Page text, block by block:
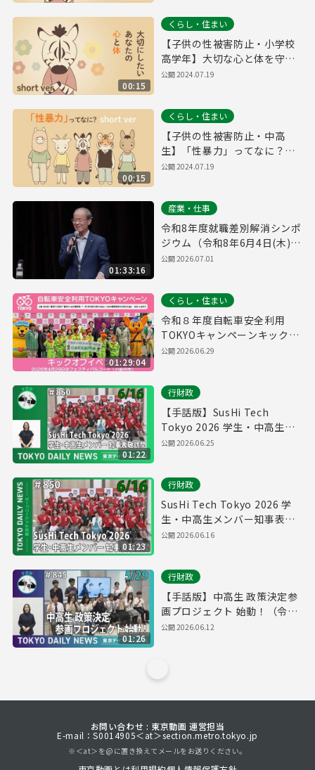
00:15
くらし・住まい
【子供の性被害防止・小学校
高学年】大切な心と体を守る
ために（15秒）
公開2024.07.19
00:15
くらし・住まい
【子供の性被害防止・中高
生】「性暴力」ってなに？
（15秒）
公開2024.07.19
01:33:16
産業・仕事
令和8年度就職差別解消シンポ
ジウム（令和8年6月4日(木)開
催）
公開2026.07.01
01:29:04
くらし・住まい
令和８年度自転車安全利用
TOKYOキャンペーンキックオ
フイベント
公開2026.06.29
01:22
行財政
【手話版】SusHi Tech
Tokyo 2026 学生・中高生メ
ンバー知事表敬訪問（令和8年
公開2026.06.25
01:23
行財政
SusHi Tech Tokyo 2026 学
生・中高生メンバー知事表敬
訪問（令和8年6月16日 東京デ
公開2026.06.16
01:26
行財政
【手話版】中高生 政策決定参
画プロジェクト 始動！（令和
8年5月29日 東京デイリーニュ
公開2026.06.12
お問い合わせ : 東京動画 運営担当
E-mail：S0014905＜at＞section.metro.tokyo.jp
※＜at＞を@に置き換えてメールをお送りください。